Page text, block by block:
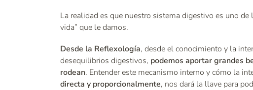
La realidad es que nuestro sistema digestivo es uno
vida” que le damos.
Desde la Reflexología, desde el conocimiento y la
desequilibrios digestivos, podemos aportar grandes
rodean. Entender este mecanismo interno y cómo la
directa y proporcionalmente, nos dará la llave para